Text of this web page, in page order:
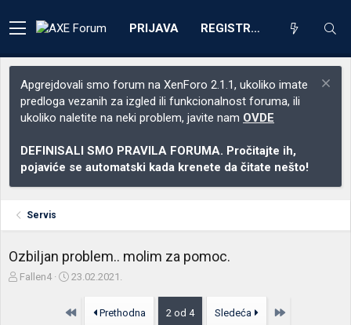
PRIJAVA REGISTRACIJA
Apgrejdovali smo forum na XenForo 2.1.1, ukoliko imate
predloga vezanih za izgled ili funkcionalnost foruma, ili
ukoliko naletite na neki problem, javite nam OVDE
DEFINISALI SMO PRAVILA FORUMA. Pročitajte ih,
pojaviće se automatski kada krenete da čitate nešto!
Servis
Ozbiljan problem.. molim za pomoc.
Z
Fallen4
D
u
23.02.2021.
Prvo Prethodna 2 od 4 Sledeća Poslednja